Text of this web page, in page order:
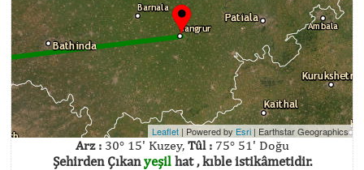
Leaflet | Powered by Esri | Earthstar Geographics
Arz :30° 15' Kuzey, Tûl :75° 51' Doğu
Şehirden Çıkanyeşilhat , kıble istikâmetidir.